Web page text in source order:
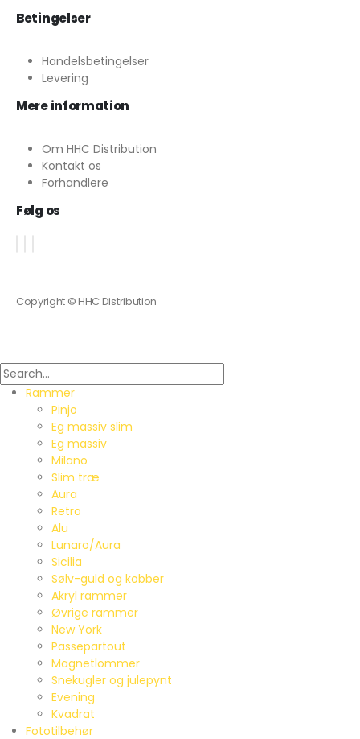
Betingelser
Handelsbetingelser
Levering
Mere information
Om HHC Distribution
Kontakt os
Forhandlere
Følg os
Copyright © HHC Distribution
Rammer
Pinjo
Eg massiv slim
Eg massiv
Milano
Slim træ
Aura
Retro
Alu
Lunaro/Aura
Sicilia
Sølv-guld og kobber
Akryl rammer
Øvrige rammer
New York
Passepartout
Magnetlommer
Snekugler og julepynt
Evening
Kvadrat
Fototilbehør